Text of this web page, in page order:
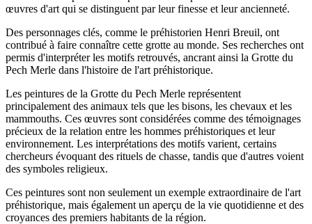
œuvres d'art qui se distinguent par leur finesse et leur ancienneté.
Des personnages clés, comme le préhistorien Henri Breuil, ont
contribué à faire connaître cette grotte au monde. Ses recherches ont
permis d'interpréter les motifs retrouvés, ancrant ainsi la Grotte du
Pech Merle dans l'histoire de l'art préhistorique.
Les peintures de la Grotte du Pech Merle représentent
principalement des animaux tels que les bisons, les chevaux et les
mammouths. Ces œuvres sont considérées comme des témoignages
précieux de la relation entre les hommes préhistoriques et leur
environnement. Les interprétations des motifs varient, certains
chercheurs évoquant des rituels de chasse, tandis que d'autres voient
des symboles religieux.
Ces peintures sont non seulement un exemple extraordinaire de l'art
préhistorique, mais également un aperçu de la vie quotidienne et des
croyances des premiers habitants de la région.